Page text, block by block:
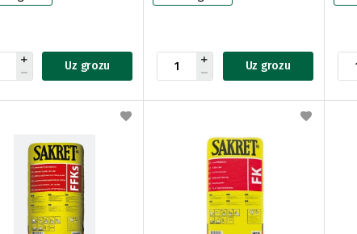
Uz grozu Uz grozu